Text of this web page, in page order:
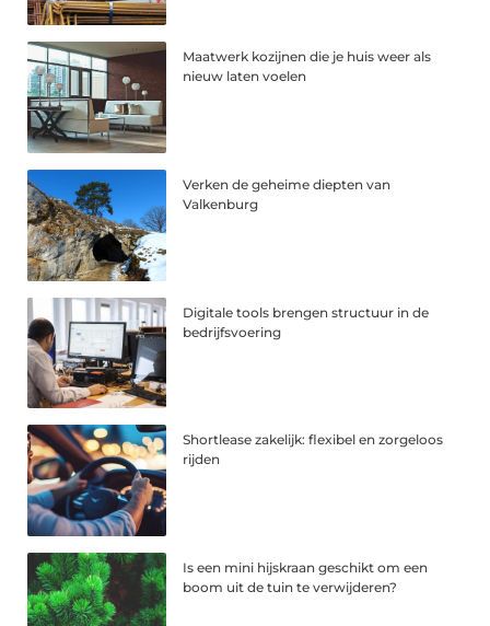
Maatwerk kozijnen die je huis weer als
nieuw laten voelen
Verken de geheime diepten van
Valkenburg
Digitale tools brengen structuur in de
bedrijfsvoering
Shortlease zakelijk: flexibel en zorgeloos
rijden
Is een mini hijskraan geschikt om een
boom uit de tuin te verwijderen?